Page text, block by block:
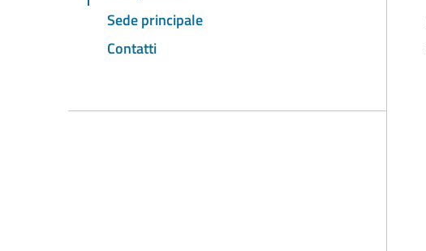
Sede principale
Contatti